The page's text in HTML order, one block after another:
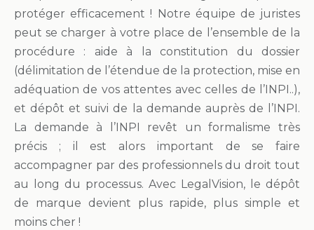
protéger efficacement ! Notre équipe de juristes
peut se charger à votre place de l’ensemble de la
procédure : aide à la constitution du dossier
(délimitation de l’étendue de la protection, mise en
adéquation de vos attentes avec celles de l’INPI..),
et dépôt et suivi de la demande auprès de l’INPI.
La demande à l’INPI revêt un formalisme très
précis ; il est alors important de se faire
accompagner par des professionnels du droit tout
au long du processus. Avec LegalVision, le dépôt
de marque devient plus rapide, plus simple et
moins cher !